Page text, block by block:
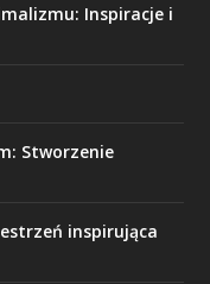
Inspiracje i
Stworzenie
inspirująca